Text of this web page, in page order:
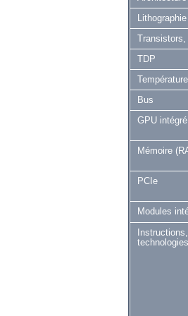
Lithographie
Transistors,
TDP
Bus
GPU intégré
Mémoire
PCIe
Modules
Instructions,
technologies